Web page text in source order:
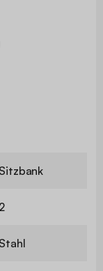
Sitzbank
2
Stahl